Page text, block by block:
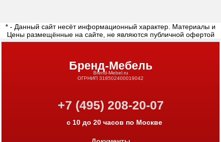
* - Данный сайт несёт информационный характер. Материалы и
Цены размещённые на сайте, не являются публичной офертой
Бренд-Мебель
Brend-Mebel.ru
ОГРНИП 318502400019042
+7 (495) 208-20-07
с 10 до 20 часов по Москве